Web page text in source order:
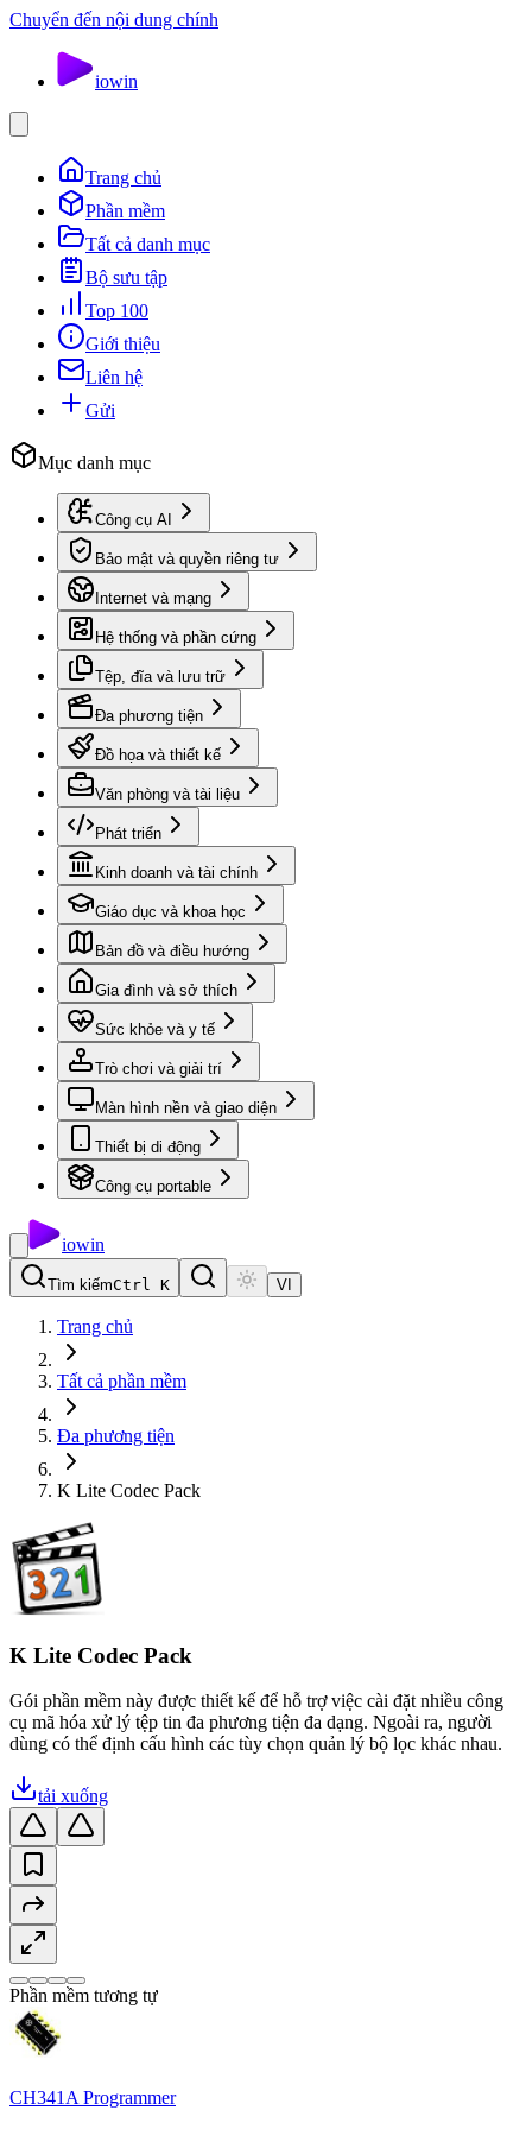
Chuyển đến nội dung chính
iowin
Trang chủ
Phần mềm
Tất cả danh mục
Bộ sưu tập
Top 100
Giới thiệu
Liên hệ
Gửi
Mục danh mục
Công cụ AI
Bảo mật và quyền riêng tư
Internet và mạng
Hệ thống và phần cứng
Tệp, đĩa và lưu trữ
Đa phương tiện
Đồ họa và thiết kế
Văn phòng và tài liệu
Phát triển
Kinh doanh và tài chính
Giáo dục và khoa học
Bản đồ và điều hướng
Gia đình và sở thích
Sức khỏe và y tế
Trò chơi và giải trí
Màn hình nền và giao diện
Thiết bị di động
Công cụ portable
iowin
Tìm kiếmCtrl K VI
Trang chủ
Tất cả phần mềm
Đa phương tiện
K Lite Codec Pack
K Lite Codec Pack
Gói phần mềm này được thiết kế để hỗ trợ việc cài đặt nhiều công
cụ mã hóa xử lý tệp tin đa phương tiện đa dạng. Ngoài ra, người
dùng có thể định cấu hình các tùy chọn quản lý bộ lọc khác nhau.
tải xuống
Phần mềm tương tự
CH341A Programmer